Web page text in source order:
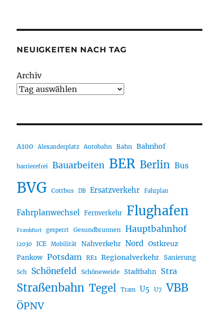
NEUIGKEITEN NACH TAG
Archiv
A100 Alexanderplatz Autobahn Bahn Bahnhof
barrierefrei Bauarbeiten BER Berlin Bus
BVG Cottbus DB Ersatzverkehr Fahrplan
Fahrplanwechsel Fernverkehr Flughafen
Frankfurt gesperrt Gesundbrunnen Hauptbahnhof
i2030 ICE Mobilität Nahverkehr Nord Ostkreuz
Pankow Potsdam RE1 Regionalverkehr Sanierung
Sch Schönefeld Schöneweide Stadtbahn Stra
Straßenbahn Tegel Tram U5 U7 VBB
ÖPNV